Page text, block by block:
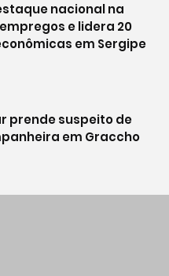
nacional na
e lidera 20
em Sergipe
prende suspeito de
em Graccho